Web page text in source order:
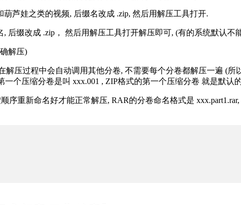
芦娃之类的视频, 后缀名改成 .zip, 然后用解压工具打开.
后缀改成 .zip， 然后用解压工具打开解压即可, (有的系统默认
解压)
解压过程中会自动调用其他分卷, 不需要每个分卷都解压一遍 (
一个压缩分卷是叫 xxx.001 , ZIP格式的第一个压缩分卷 就是默认
重新命名好才能正常解压, RAR的分卷命名格式是 xxx.part1.rar,